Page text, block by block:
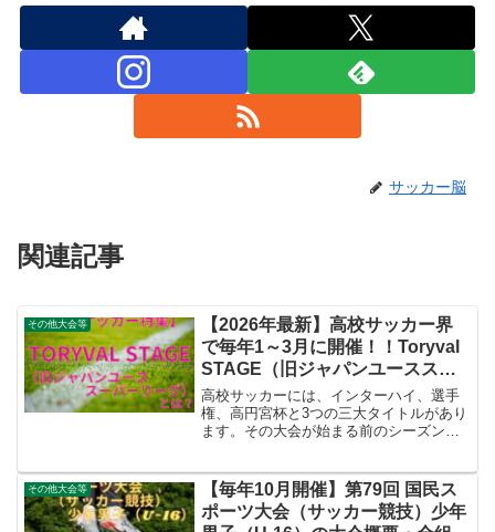
サッカー脳
関連記事
その他大会等
【2026年最新】高校サッカー界
で毎年1～3月に開催！！Toryval
STAGE（旧ジャパンユーススー
パーリーグ）とは？
高校サッカーには、インターハイ、選手
権、高円宮杯と3つの三大タイトルがあり
ます。その大会が始まる前のシーズン開
グ）という大会があります。今回はこの
Toryval STAGE（旧ジャパンユーススー
パーリーグ）について、歴史も踏まえて
その他大会等
【毎年10月開催】第79回 国民ス
ポーツ大会（サッカー競技）少年